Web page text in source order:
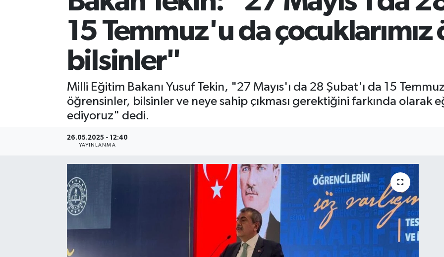
15 Temmuz'u da
bilsinler"
Milli Eğitim Bakanı Yusuf Tekin, "27 Mayıs'ı da 28 Şubat'ı da 15
öğrensinler, bilsinler ve neye sahip çıkması gerektiğini farkında olarak
ediyoruz" dedi.
26.05.2025 - 12:40
YAYINLANMA